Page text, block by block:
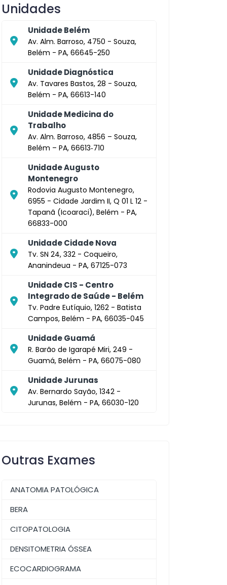
Unidades
Unidade Belém
Av. Alm. Barroso, 4750 - Souza,
Belém - PA, 66645-250
Unidade Diagnóstica
Av. Tavares Bastos, 28 - Souza,
Belém - PA, 66613-140
Unidade Medicina do
Trabalho
Av. Alm. Barroso, 4856 – Souza,
Belém – PA, 66613‑710
Unidade Augusto
Montenegro
Rodovia Augusto Montenegro,
6955 - Cidade Jardim II, Q 01 L 12 -
Tapanã (Icoaraci), Belém - PA,
66833-000
Unidade Cidade Nova
Tv. SN 24, 332 - Coqueiro,
Ananindeua - PA, 67125-073
Unidade CIS - Centro
Integrado de Saúde - Belém
Tv. Padre Eutíquio, 1262 - Batista
Campos, Belém - PA, 66035-045
Unidade Guamá
R. Barão de Igarapé Miri, 249 -
Guamá, Belém - PA, 66075-080
Unidade Jurunas
Av. Bernardo Sayão, 1342 -
Jurunas, Belém - PA, 66030-120
Outras Exames
ANATOMIA PATOLÓGICA
BERA
CITOPATOLOGIA
DENSITOMETRIA ÓSSEA
ECOCARDIOGRAMA